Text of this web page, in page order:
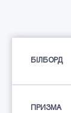
БІЛБОРД
ПРИЗМА